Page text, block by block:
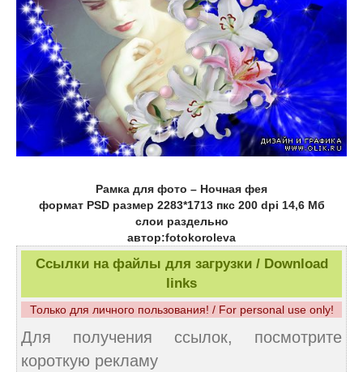
Рамка для фото – Ночная фея
формат PSD размер 2283*1713 пкс 200 dpi 14,6 Мб
слои раздельно
автор:fotokoroleva
Ссылки на файлы для загрузки / Download
links
Только для личного пользования! / For personal use only!
Для получения ссылок, посмотрите
короткую рекламу